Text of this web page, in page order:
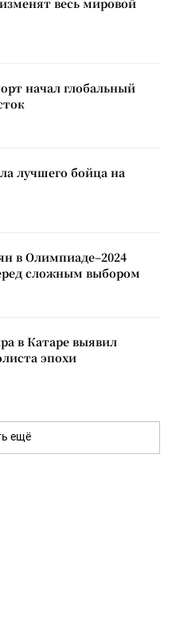
весь мировой
начал глобальный
лучшего бойца на
в Олимпиаде–2024
сложным выбором
в Катаре выявил
эпохи
ещё